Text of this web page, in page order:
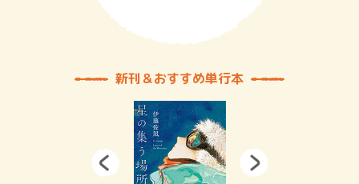
新刊＆おすすめ単行本